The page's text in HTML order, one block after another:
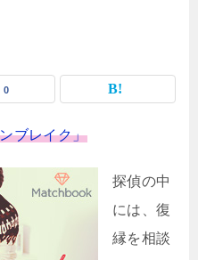
0
ブレイク」
探偵の中
には、復
縁を相談